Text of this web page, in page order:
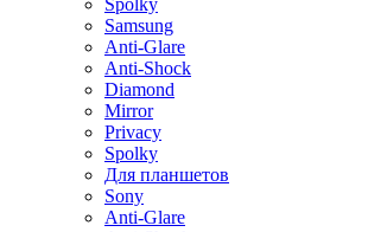
Spolky
Samsung
Anti-Glare
Anti-Shock
Diamond
Mirror
Privacy
Spolky
Для планшетов
Sony
Anti-Glare